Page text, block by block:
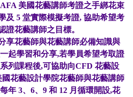
美國花藝講師考證之手綁花束
及 5 堂實際模擬考證, 協助希望考
證花藝講師之目標。
享花藝師與花藝講師必備知識與
起學習和分享,若學員希望考取證
列課程後,可協助向CFD 花藝設
花藝設計學院花藝師與花藝講師
年 3、6、9 和 12 月循環開設,花